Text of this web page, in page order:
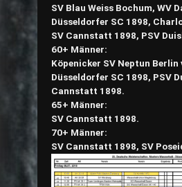
SV Blau Weiss Bochum, WV
Düsseldorfer SC 1898,
SV Cannstatt 1898, PSV
60+ Männer:
Köpenicker SV Neptun Berlin
Düsseldorfer SC 1898, PSV
Cannstatt 1898.
65+ Männer:
SV Cannstatt 1898.
70+ Männer:
SV Cannstatt 1898, SV